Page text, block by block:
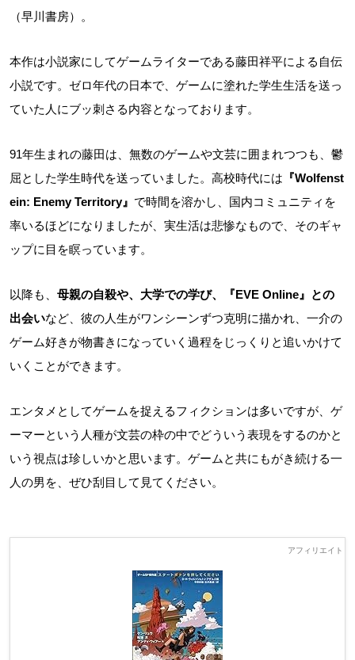
（早川書房）。
本作は小説家にしてゲームライターである藤田祥平による自伝
小説です。ゼロ年代の日本で、ゲームに塗れた学生生活を送っ
ていた人にブッ刺さる内容となっております。
91年生まれの藤田は、無数のゲームや文芸に囲まれつつも、鬱
屈とした学生時代を送っていました。高校時代には 『Wolfenst
ein: Enemy Territory』 で時間を溶かし、国内コミュニティを
率いるほどになりましたが、実生活は悲惨なもので、そのギャ
ップに目を瞑っています。
以降も、 母親の自殺や、大学での学び、『EVE Online』との
出会いなど、彼の人生がワンシーンずつ克明に描かれ、一介の
ゲーム好きが物書きになっていく過程をじっくりと追いかけて
いくことができます。
エンタメとしてゲームを捉えるフィクションは多いですが、ゲ
ーマーという人種が文芸の枠の中でどういう表現をするのかと
いう視点は珍しいかと思います。ゲームと共にもがき続ける一
人の男を、ぜひ刮目して見てください。